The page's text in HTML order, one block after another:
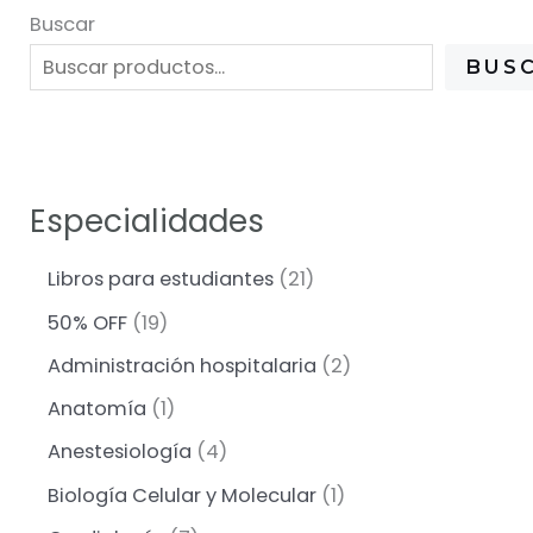
Buscar
Especialidades
Libros para estudiantes 212
r
t
50% OFF 191
p
r
d
u
Administración hospitalaria 22
u
Anatomía 11
p
r
o
d
Anestesiología 44
r
Biología Celular y Molecular 11